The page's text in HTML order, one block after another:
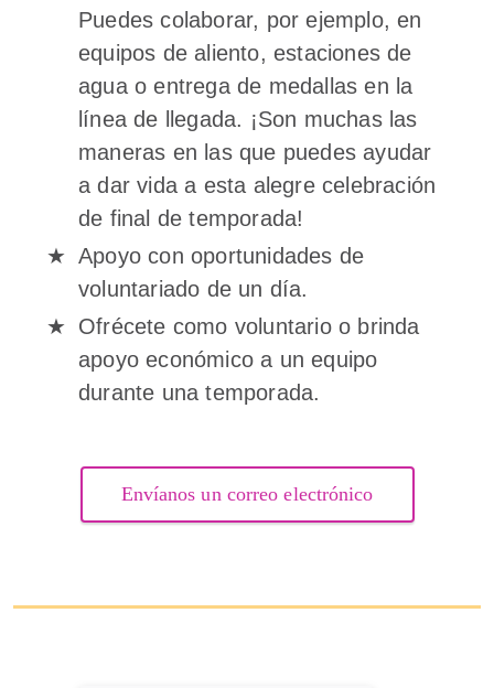
Puedes colaborar, por ejemplo, en
equipos de aliento, estaciones de
agua o entrega de medallas en la
línea de llegada. ¡Son muchas las
maneras en las que puedes ayudar
a dar vida a esta alegre celebración
de final de temporada!
Apoyo con oportunidades de
voluntariado de un día.
Ofrécete como voluntario o brinda
apoyo económico a un equipo
durante una temporada.
Envíanos un correo electrónico